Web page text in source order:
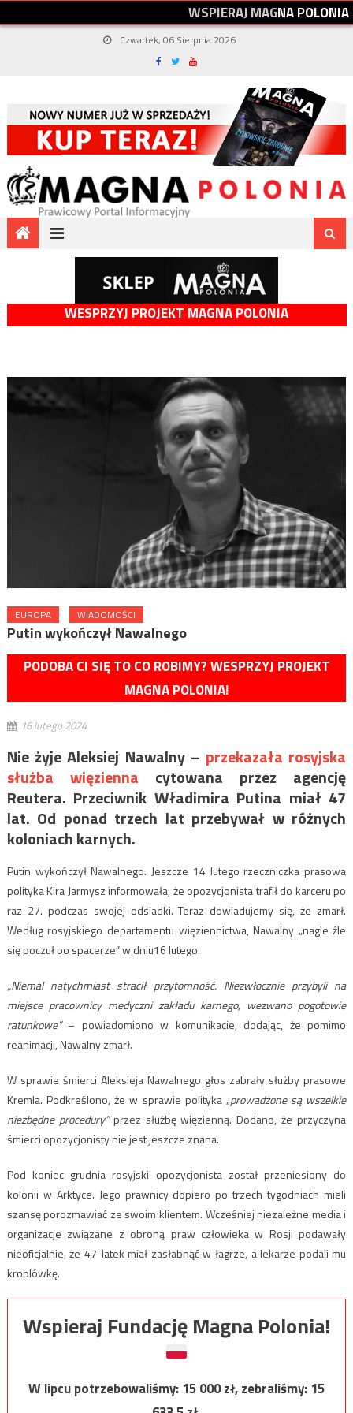
WSPIERAJMAGNAPOLONIA
Czwartek, 06 Sierpnia 2026
WESPRZYJ PROJEKT MAGNA POLONIA
EUROPA WIADOMOŚCI
Putin wykończył Nawalnego
PODOBA CI SIĘ TO CO ROBIMY? WESPRZYJ PROJEKT
MAGNA POLONIA!
16 lutego 2024
Nie żyje Aleksiej Nawalny – przekazała rosyjska
służba więzienna cytowana przez agencję
Reutera. Przeciwnik Władimira Putina miał 47
lat. Od ponad trzech lat przebywał w różnych
koloniach karnych.
Putin wykończył Nawalnego. Jeszcze 14 lutego rzeczniczka prasowa
polityka Kira Jarmysz informowała, że opozycjonista trafił do karceru po
raz 27. podczas swojej odsiadki. Teraz dowiadujemy się, że zmarł.
Według rosyjskiego departamentu więziennictwa, Nawalny „nagle źle
się poczuł po spacerze” w dniu16 lutego.
„Niemal natychmiast stracił przytomność. Niezwłocznie przybyli na
miejsce pracownicy medyczni zakładu karnego, wezwano pogotowie
ratunkowe”– powiadomiono w komunikacie, dodając, że pomimo
reanimacji, Nawalny zmarł.
W sprawie śmierci Aleksieja Nawalnego głos zabrały służby prasowe
Kremla. Podkreślono, że w sprawie polityka „prowadzone są wszelkie
niezbędne procedury”przez służbę więzienną. Dodano, że przyczyna
śmierci opozycjonisty nie jest jeszcze znana.
Pod koniec grudnia rosyjski opozycjonista został przeniesiony do
kolonii w Arktyce. Jego prawnicy dopiero po trzech tygodniach mieli
szansę porozmawiać ze swoim klientem. Wcześniej niezależne media i
organizacje związane z obroną praw człowieka w Rosji podawały
nieoficjalnie, że 47-latek miał zasłabnąć w łagrze, a lekarze podali mu
kroplówkę.
Wspieraj Fundację Magna Polonia!
W lipcu potrzebowaliśmy:15 000zł, zebraliśmy:15